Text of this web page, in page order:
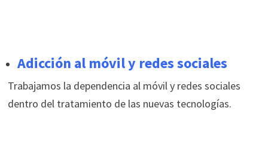
Adicción al móvil y redes sociales
Trabajamos la dependencia al móvil y redes sociales
dentro del tratamiento de las nuevas tecnologías.